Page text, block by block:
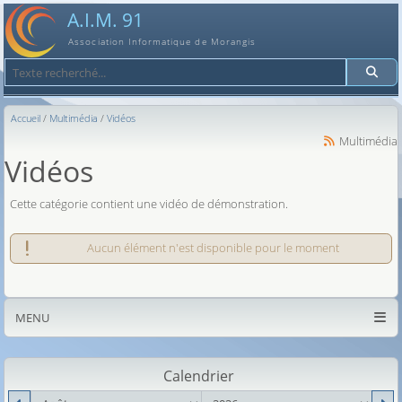
A.I.M. 91
Association Informatique de Morangis
Recherche
MENU
Calendrier
mois
an
Accueil Multimédia Vidéos
Multimédia
Vidéos
Cette catégorie contient une vidéo de démonstration.
Aucun élément n'est disponible pour le moment